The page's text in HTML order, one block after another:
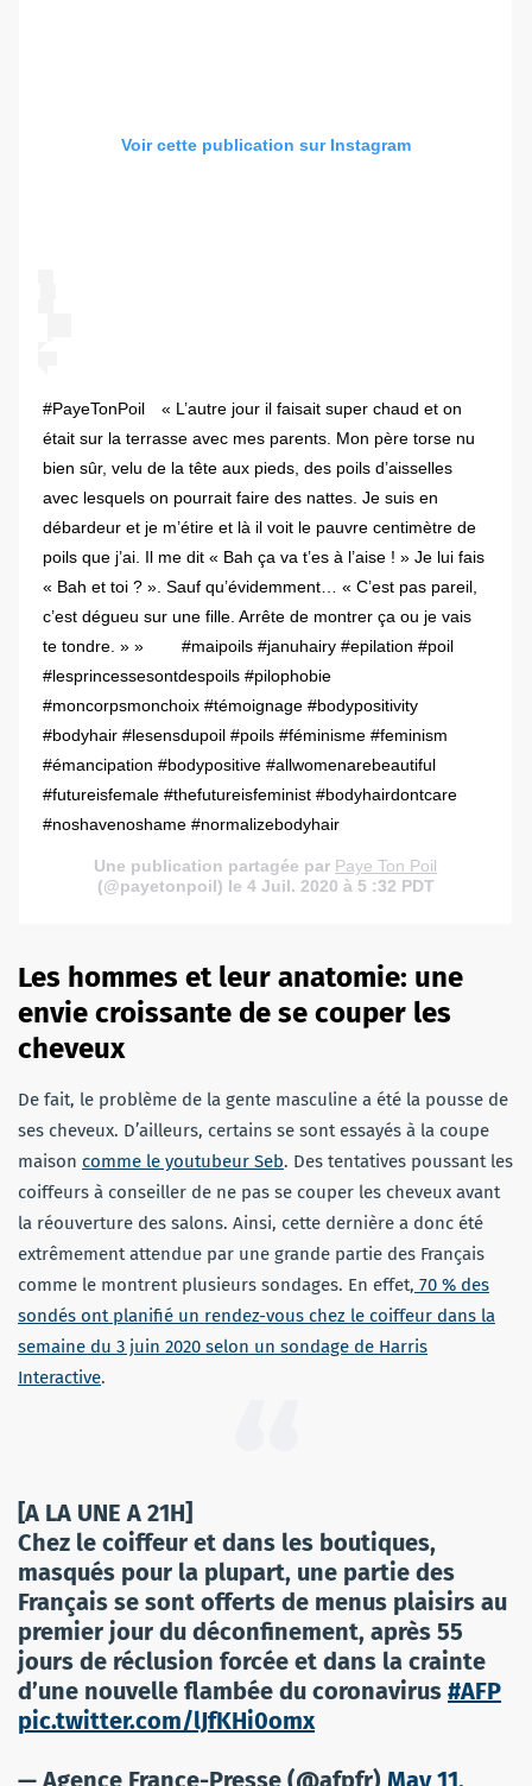
Voir cette publication sur Instagram
#PayeTonPoil⠀ « L’autre jour il faisait super chaud et on
était sur la terrasse avec mes parents. Mon père torse nu
bien sûr, velu de la tête aux pieds, des poils d’aisselles
avec lesquels on pourrait faire des nattes. Je suis en
débardeur et je m’étire et là il voit le pauvre centimètre de
poils que j’ai. Il me dit « Bah ça va t’es à l’aise ! » Je lui fais
« Bah et toi ? ». Sauf qu’évidemment… « C’est pas pareil,
c’est dégueu sur une fille. Arrête de montrer ça ou je vais
te tondre. » » ⠀ ⠀ #maipoils #januhairy #epilation #poil
#lesprincessesontdespoils #pilophobie
#moncorpsmonchoix #témoignage #bodypositivity
#bodyhair #lesensdupoil #poils #féminisme #feminism
#émancipation #bodypositive #allwomenarebeautiful
#futureisfemale #thefutureisfeminist #bodyhairdontcare
#noshavenoshame #normalizebodyhair
Une publication partagée par Paye Ton Poil
(@payetonpoil) le 4 Juil. 2020 à 5 :32 PDT
Les hommes et leur anatomie: une
envie croissante de se couper les
cheveux
De fait, le problème de la gente masculine a été la pousse de
ses cheveux. D’ailleurs, certains se sont essayés à la coupe
maison comme le youtubeur Seb. Des tentatives poussant les
coiffeurs à conseiller de ne pas se couper les cheveux avant
la réouverture des salons. Ainsi, cette dernière a donc été
extrêmement attendue par une grande partie des Français
comme le montrent plusieurs sondages. En effet, 70 % des
sondés ont planifié un rendez-vous chez le coiffeur dans la
semaine du 3 juin 2020 selon un sondage de Harris
Interactive.
[A LA UNE A 21H]
Chez le coiffeur et dans les boutiques,
masqués pour la plupart, une partie des
Français se sont offerts de menus plaisirs au
premier jour du déconfinement, après 55
jours de réclusion forcée et dans la crainte
d’une nouvelle flambée du coronavirus #AFP
pic.twitter.com/lJfKHi0omx